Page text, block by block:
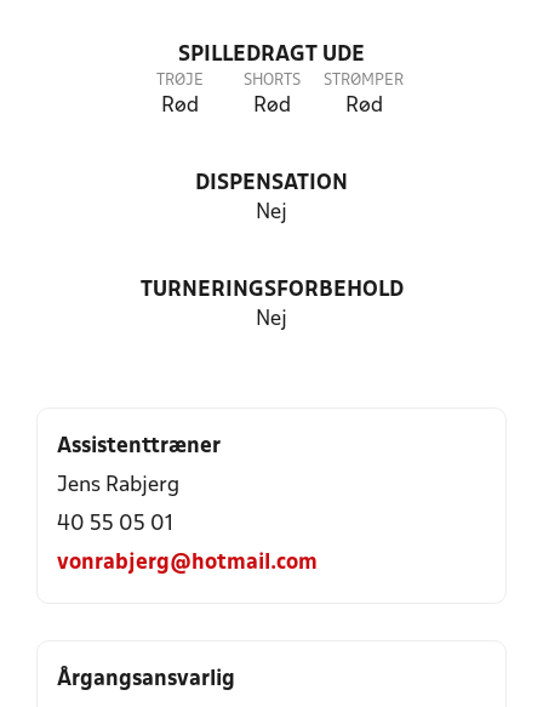
SPILLEDRAGT UDE
TRØJE
Rød
SHORTS
Rød
STRØMPER
Rød
DISPENSATION
Nej
TURNERINGSFORBEHOLD
Nej
Assistenttræner
Jens Rabjerg
40 55 05 01
vonrabjerg@hotmail.com
Årgangsansvarlig